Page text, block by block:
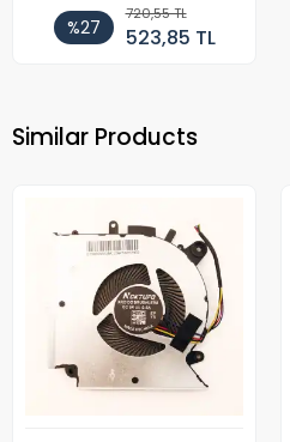
%27
720,55 TL
523,85 TL
Similar Products